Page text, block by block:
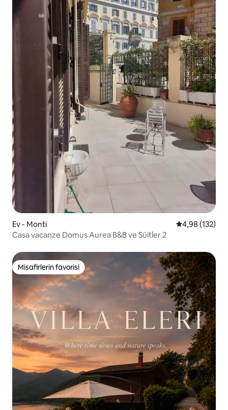
Ev - Monti 5 üzerinden
4,98 (132)
Casa vacanze Domus Aurea B&B ve Süitler 2
Misafirlerin favorisi
Misafirlerin favorisi